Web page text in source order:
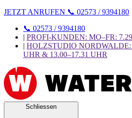
JETZT ANRUFEN 📞 02573 / 9394180
📞 02573 / 9394180
| PROFI-KUNDEN: MO–FR:
| HOLZSTUDIO NORDWALDE:
UHR & 13.00–17.31 UHR
Schliessen